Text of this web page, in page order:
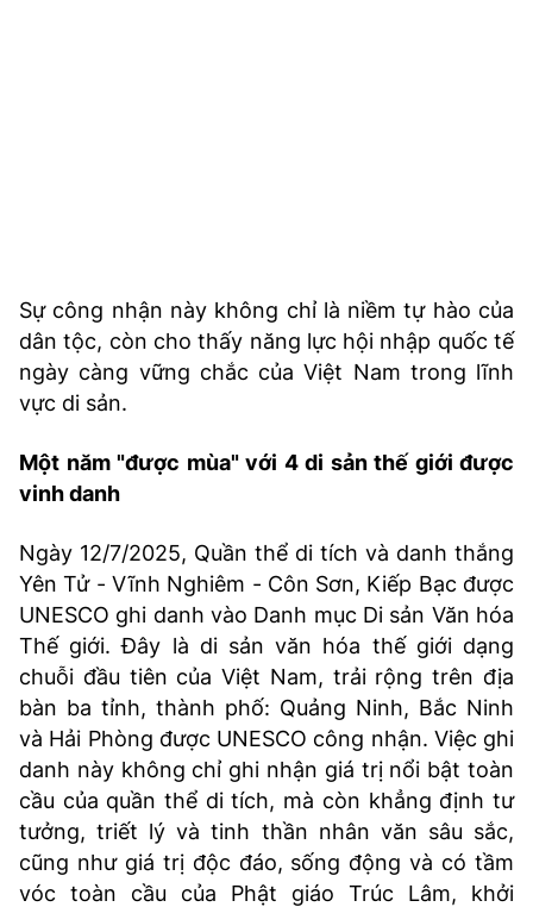
Sự công nhận này không chỉ là niềm tự hào của
dân tộc, còn cho thấy năng lực hội nhập quốc tế
ngày càng vững chắc của Việt Nam trong lĩnh
vực di sản.
Một năm "được mùa" với 4 di sản thế giới được
vinh danh
Ngày 12/7/2025, Quần thể di tích và danh thắng
Yên Tử - Vĩnh Nghiêm - Côn Sơn, Kiếp Bạc được
UNESCO ghi danh vào Danh mục Di sản Văn hóa
Thế giới. Đây là di sản văn hóa thế giới dạng
chuỗi đầu tiên của Việt Nam, trải rộng trên địa
bàn ba tỉnh, thành phố: Quảng Ninh, Bắc Ninh
và Hải Phòng được UNESCO công nhận. Việc ghi
danh này không chỉ ghi nhận giá trị nổi bật toàn
cầu của quần thể di tích, mà còn khẳng định tư
tưởng, triết lý và tinh thần nhân văn sâu sắc,
cũng như giá trị độc đáo, sống động và có tầm
vóc toàn cầu của Phật giáo Trúc Lâm, khởi